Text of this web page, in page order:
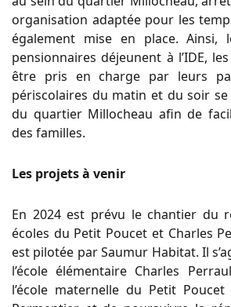
organisation adaptée pour les
également mise en place. Ainsi,
pensionnaires déjeunent à l’IDE,
être pris en charge par leurs
périscolaires du matin et du soir
du quartier Millocheau afin de
des familles.
Les projets à venir
En 2024 est prévu le chantier du
écoles du Petit Poucet et Charles
est pilotée par Saumur Habitat. Il
l’école élémentaire Charles
l’école maternelle du Petit